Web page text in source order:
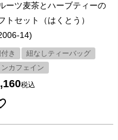
ーツ麦茶とハーブティーの
トセット（はくとう）
14)
き
紐なしティーバッグ
ンカフェイン
税込